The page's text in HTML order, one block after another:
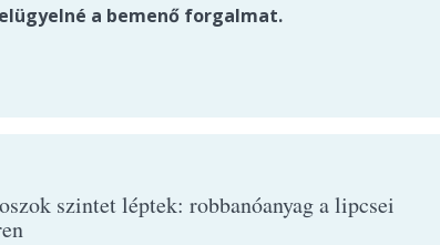
a bemenő forgalmat.
szintet léptek: robbanóanyag a lipcsei